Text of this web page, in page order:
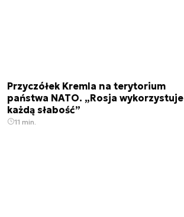
Przyczółek Kremla na terytorium
państwa NATO. „Rosja wykorzystuje
każdą słabość”
11 min.